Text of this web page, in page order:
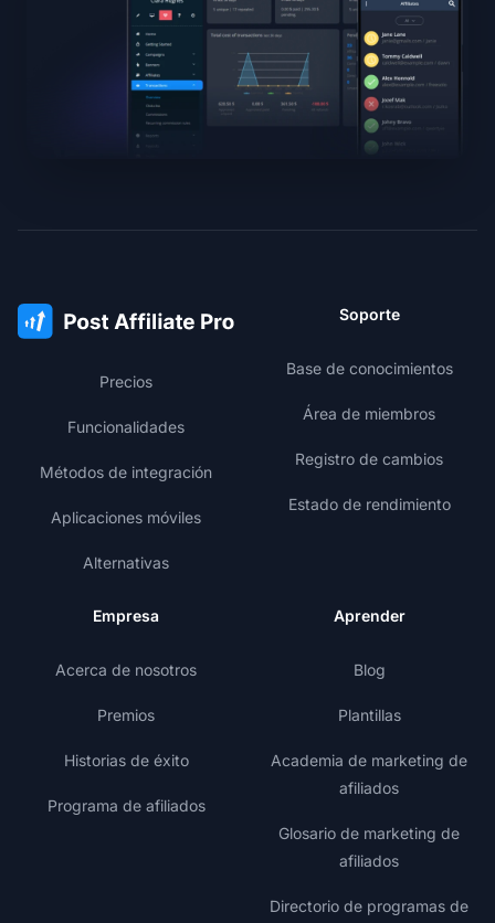
Precios
Funcionalidades
Métodos de integración
Aplicaciones móviles
Alternativas
Soporte
Base de conocimientos
Área de miembros
Registro de cambios
Estado de rendimiento
Empresa
Acerca de nosotros
Premios
Historias de éxito
Programa de afiliados
Aprender
Blog
Plantillas
Academia de marketing de
afiliados
Glosario de marketing de
afiliados
Directorio de programas de